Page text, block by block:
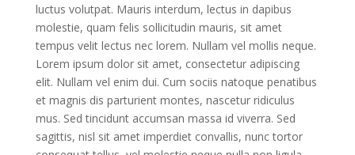
luctus volutpat. Mauris interdum, lectus in dapibus
molestie, quam felis sollicitudin mauris, sit amet
tempus velit lectus nec lorem. Nullam vel mollis neque.
Lorem ipsum dolor sit amet, consectetur adipiscing
elit. Nullam vel enim dui. Cum sociis natoque penatibus
et magnis dis parturient montes, nascetur ridiculus
mus. Sed tincidunt accumsan massa id viverra. Sed
sagittis, nisl sit amet imperdiet convallis, nunc tortor